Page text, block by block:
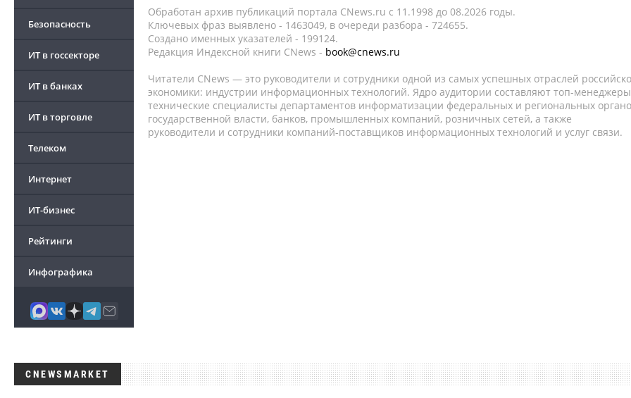
Безопасность
ИТ в госсекторе
ИТ в банках
ИТ в торговле
Телеком
Интернет
ИТ-бизнес
Рейтинги
Инфографика
Обработан архив публикаций портала CNews.ru c 11.1998 до 08.2026 годы.
Ключевых фраз выявлено - 1463049, в очереди разбора - 724655.
Создано именных указателей - 199124.
Редакция Индексной книги CNews - book@cnews.ru
Читатели CNews — это руководители и сотрудники одной из самых успешных отраслей
экономики: индустрии информационных технологий. Ядро аудитории составляют топ-
технические специалисты департаментов информатизации федеральных и региональных
государственной власти, банков, промышленных компаний, розничных сетей, а также
руководители и сотрудники компаний-поставщиков информационных технологий и услуг связи.
CNEWSMARKET